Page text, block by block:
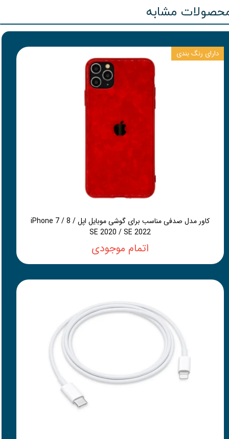
مشابه
کاور مدل صدفی مناسب برای گوشی موبایل اپل iPhone 7 / 8 /
SE 2020 / SE 2022
اتمام موجودی
دارای رنگ بندی